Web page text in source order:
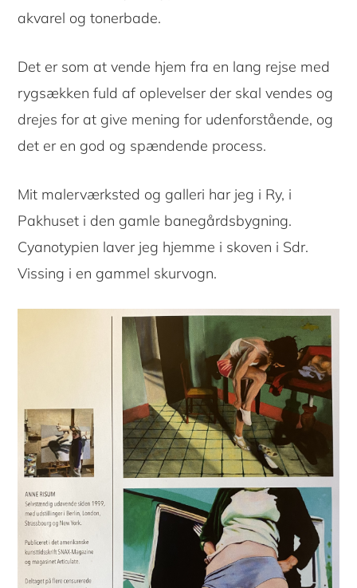
akvarel og tonerbade.
Det er som at vende hjem fra en lang rejse med
rygsækken fuld af oplevelser der skal vendes og
drejes for at give mening for udenforstående, og
det er en god og spændende process.
Mit malerværksted og galleri har jeg i Ry, i
Pakhuset i den gamle banegårdsbygning.
Cyanotypien laver jeg hjemme i skoven i Sdr.
Vissing i en gammel skurvogn.